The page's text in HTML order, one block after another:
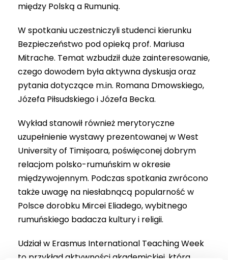
między Polską a Rumunią.
W spotkaniu uczestniczyli studenci kierunku
Bezpieczeństwo pod opieką prof. Mariusa
Mitrache. Temat wzbudził duże zainteresowanie,
czego dowodem była aktywna dyskusja oraz
pytania dotyczące m.in. Romana Dmowskiego,
Józefa Piłsudskiego i Józefa Becka.
Wykład stanowił również merytoryczne
uzupełnienie wystawy prezentowanej w West
University of Timișoara, poświęconej dobrym
relacjom polsko-rumuńskim w okresie
międzywojennym. Podczas spotkania zwrócono
także uwagę na niesłabnącą popularność w
Polsce dorobku Mircei Eliadego, wybitnego
rumuńskiego badacza kultury i religii.
Udział w Erasmus International Teaching Week
to przykład aktywności akademickiej, która